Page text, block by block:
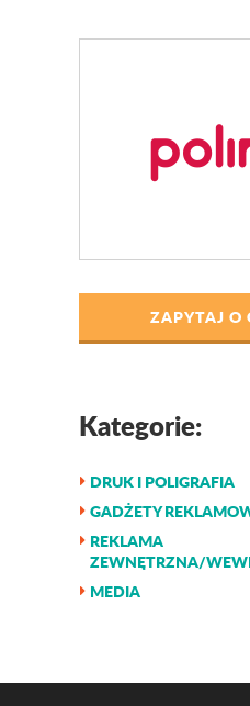
ZAPYTAJ O
Kategorie:
DRUK I POLIGRAFIA
GADŻETY
REKLAMA
ZEWNĘTRZNA/
MEDIA